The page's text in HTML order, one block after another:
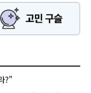
?"